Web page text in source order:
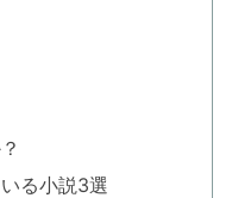
る小説3選